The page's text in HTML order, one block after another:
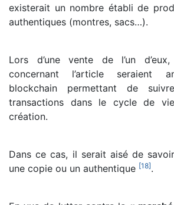
existerait un nombre établi de
authentiques (montres, sacs…).
Lors d’une vente de l’un
concernant l’article seraient
blockchain permettant de
transactions dans le cycle de vie
création.
Dans ce cas, il serait aisé de
une copie ou un authentique [18].